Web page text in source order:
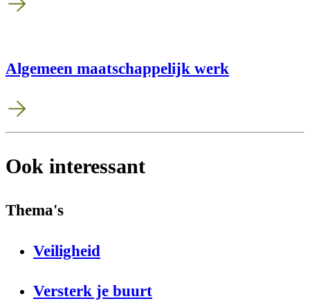
Algemeen maatschappelijk werk
Ook interessant
Thema's
Veiligheid
Versterk je buurt